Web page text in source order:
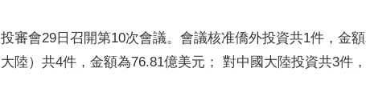
投審會29日召開第10次會議。會議核准僑外投資共1件，金
大陸）共4件，金額為76.81億美元； 對中國大陸投資共3件